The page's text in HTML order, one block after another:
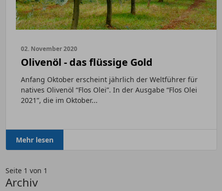
02. November 2020
Olivenöl - das flüssige Gold
Anfang Oktober erscheint jährlich der Weltführer für
natives Olivenöl “Flos Olei”. In der Ausgabe “Flos Olei
2021”, die im Oktober...
Mehr lesen
Seite 1 von 1
Archiv